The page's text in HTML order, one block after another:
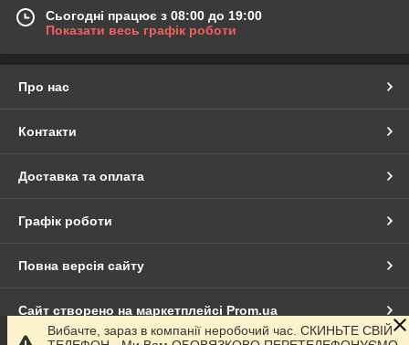
Сьогодні працює з 08:00 до 19:00
Показати весь графік роботи
Про нас
Контакти
Доставка та оплата
Графік роботи
Повна версія сайту
Сайт створено на маркетплейсі Prom.ua
Вибачте, зараз в компанії неробочий час. СКИНЬТЕ СВІЙ